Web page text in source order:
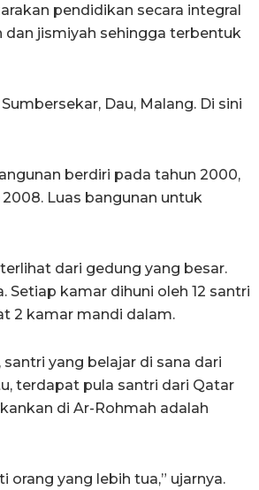
pendidikan secara integral
dan jismiyah sehingga terbentuk
Dau, Malang. Di sini
berdiri pada tahun 2000,
Luas bangunan untuk
dari gedung yang besar.
Setiap kamar dihuni oleh 12 santri
2 kamar mandi dalam.
yang belajar di sana dari
terdapat pula santri dari Qatar
di Ar-Rohmah adalah
yang lebih tua,” ujarnya.